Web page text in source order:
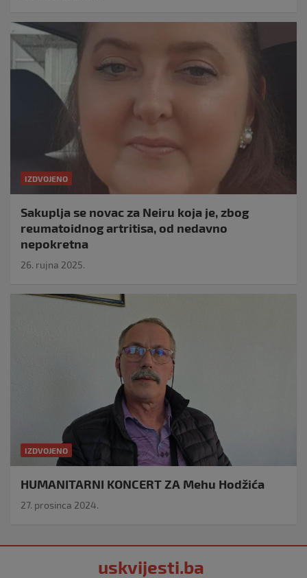
IZDVOJENO
Sakuplja se novac za Neiru koja je, zbog
reumatoidnog artritisa, od nedavno
nepokretna
26. rujna 2025.
IZDVOJENO
HUMANITARNI KONCERT ZA Mehu Hodžića
27. prosinca 2024.
uskvijesti.ba